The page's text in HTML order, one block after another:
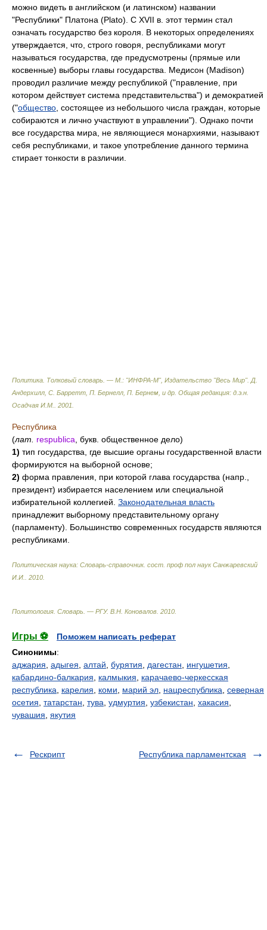
можно видеть в английском (и латинском) названии
"Республики" Платона (Plato). С XVII в. этот термин стал
означать государство без короля. В некоторых определениях
утверждается, что, строго говоря, республиками могут
называться государства, где предусмотрены (прямые или
косвенные) выборы главы государства. Медисон (Madison)
проводил различие между республикой ("правление, при
котором действует система представительства") и демократией
("общество , состоящее из небольшого числа граждан, которые
собираются и лично участвуют в управлении"). Однако почти
все государства мира, не являющиеся монархиями, называют
себя республиками, и такое употребление данного термина
стирает тонкости в различии.
Политика. Толковый словарь. — М.: "ИНФРА-М", Издательство "Весь Мир". Д.
Андерхилл, С. Барретт, П. Бернелл, П. Бернем, и др. Общая редакция: д.э.н.
Осадчая И.М.
2001
Республика
(лат. respublica , букв. общественное дело)
1) тип государства, где высшие органы государственной власти
формируются на выборной основе;
2) форма правления, при которой глава государства (напр.,
президент) избирается населением или специальной
избирательной коллегией. Законодательная власть
принадлежит выборному представительному органу
(парламенту). Большинство современных государств являются
республиками.
Политическая наука: Словарь-справочник. сост. проф пол наук Санжаревский
И.И.
2010
Политология. Словарь. — РГУ. В.Н. Коновалов 2010
Игры ⚽
Поможем написать реферат
Синонимы:
аджария адыгея алтай бурятия дагестан ингушетия
кабардино-балкария
калмыкия
карачаево-черкесская
республика
карелия коми марий эл нацреспублика северная
осетия татарстан тува удмуртия узбекистан хакасия
чувашия якутия
Рескрипт Республика парламентская